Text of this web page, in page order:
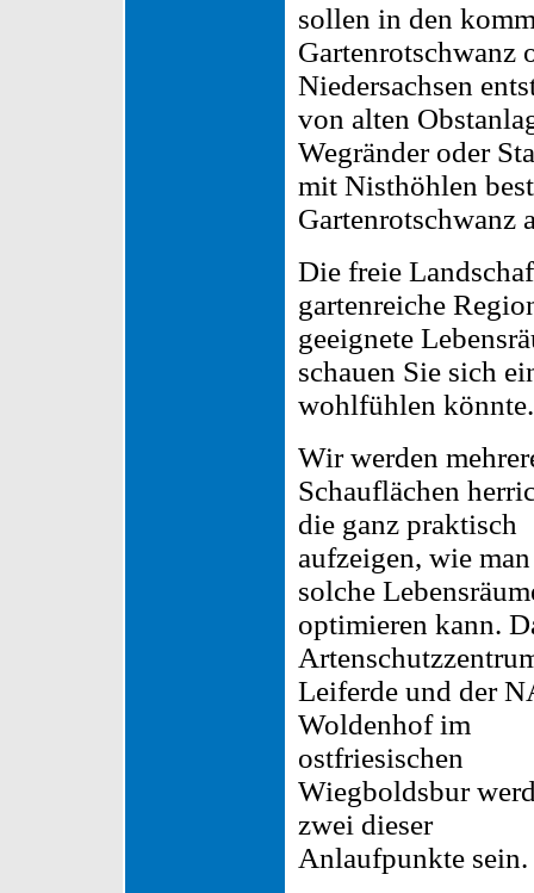
sollen in den
Gartenrotschwanz
Niedersachsen
von alten
Wegränder oder
mit Nisthöhlen
Gartenrotschwanz
Die freie
gartenreiche
geeignete
schauen Sie sich
wohlfühlen
Wir werden
Schauflächen
die ganz praktisch
aufzeigen, wie man
solche
optimieren kann.
Leiferde und der
Woldenhof im
ostfriesischen
Wiegboldsbur
zwei dieser
Anlaufpunkte sein.